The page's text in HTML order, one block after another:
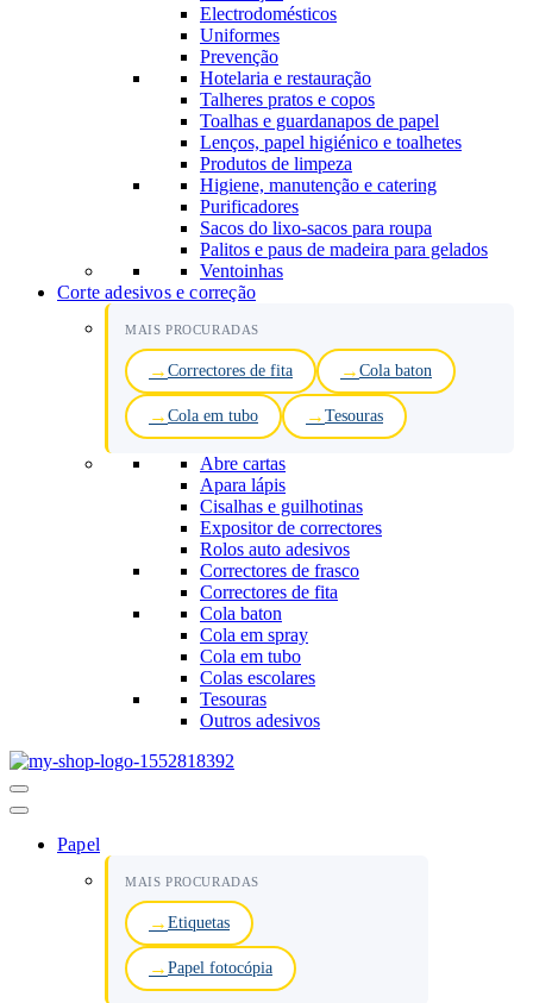
Electrodomésticos
Uniformes
Prevenção
Hotelaria e restauração
Talheres pratos e copos
Toalhas e guardanapos de papel
Lenços, papel higiénico e toalhetes
Produtos de limpeza
Higiene, manutenção e catering
Purificadores
Sacos do lixo-sacos para roupa
Palitos e paus de madeira para gelados
Ventoinhas
Corte adesivos e correção
MAIS PROCURADAS
Correctores de fita Cola baton
Cola em tubo Tesouras
Abre cartas
Apara lápis
Cisalhas e guilhotinas
Expositor de correctores
Rolos auto adesivos
Correctores de frasco
Correctores de fita
Cola baton
Cola em spray
Cola em tubo
Colas escolares
Tesouras
Outros adesivos
Menu
de
Papel
MAIS PROCURADAS
Etiquetas
Papel fotocópia